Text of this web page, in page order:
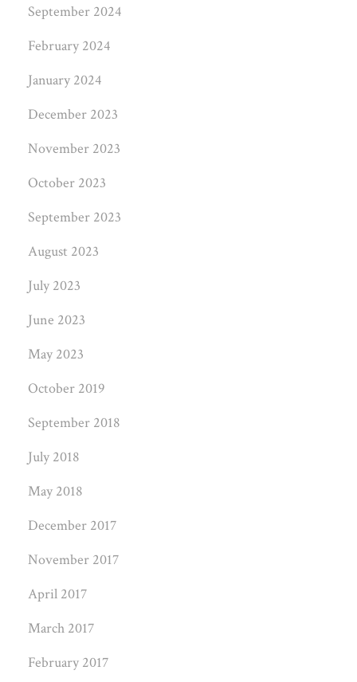
September 2024
February 2024
January 2024
December 2023
November 2023
October 2023
September 2023
August 2023
July 2023
June 2023
May 2023
October 2019
September 2018
July 2018
May 2018
December 2017
November 2017
April 2017
March 2017
February 2017